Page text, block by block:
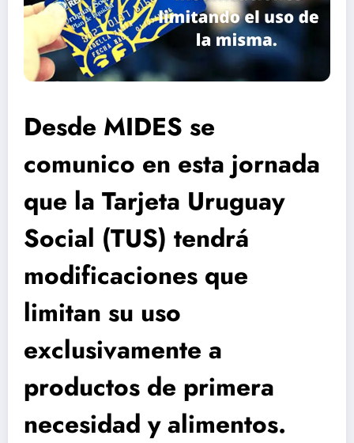
Desde MIDES se
comunico en esta jornada
que la Tarjeta Uruguay
Social (TUS) tendrá
modificaciones que
limitan su uso
exclusivamente a
productos de primera
necesidad y alimentos.